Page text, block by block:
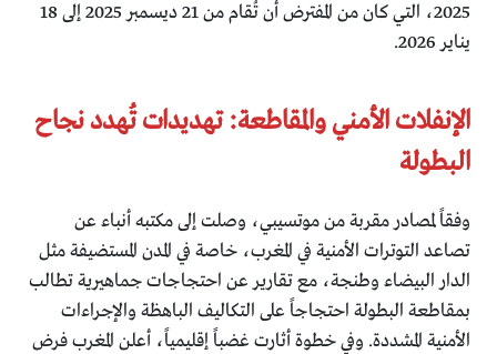
2025، التي كان من المفترض أن تُقام من 21 ديسمبر 2025 إلى 18
يناير 2026.
الإنفلات الأمني والمقاطعة: تهديدات تُهدد نجاح
البطولة
وفقاً لمصادر مقربة من موتسيبي، وصلت إلى مكتبه أنباء عن
تصاعد التوترات الأمنية في المغرب، خاصة في المدن المستضيفة مثل
الدار البيضاء وطنجة، مع تقارير عن احتجاجات جماهيرية تطالب
بمقاطعة البطولة احتجاجاً على التكاليف الباهظة والإجراءات
الأمنية المشددة. وفي خطوة أثارت غضباً إقليمياً، أعلن المغرب فرض